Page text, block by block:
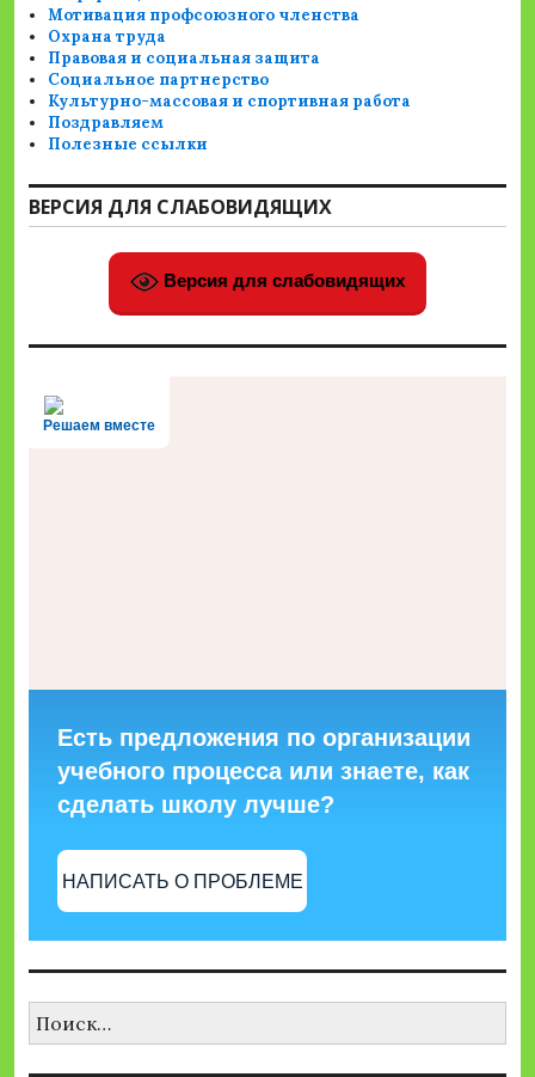
Мотивация профсоюзного членства
Охрана труда
Правовая и социальная защита
Социальное партнерство
Культурно-массовая и спортивная работа
Поздравляем
Полезные ссылки
ВЕРСИЯ ДЛЯ СЛАБОВИДЯЩИХ
Версия для слабовидящих
Решаем вместе
Есть предложения по организации
учебного процесса или знаете, как
сделать школу лучше?
НАПИСАТЬ О ПРОБЛЕМЕ